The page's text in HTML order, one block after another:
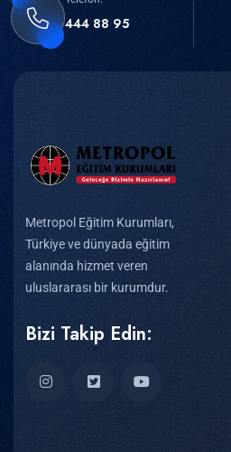
444 88 95
Metropol Eğitim Kurumları,
Türkiye ve dünyada eğitim
alanında hizmet veren
uluslararası bir kurumdur.
Bizi Takip Edin: